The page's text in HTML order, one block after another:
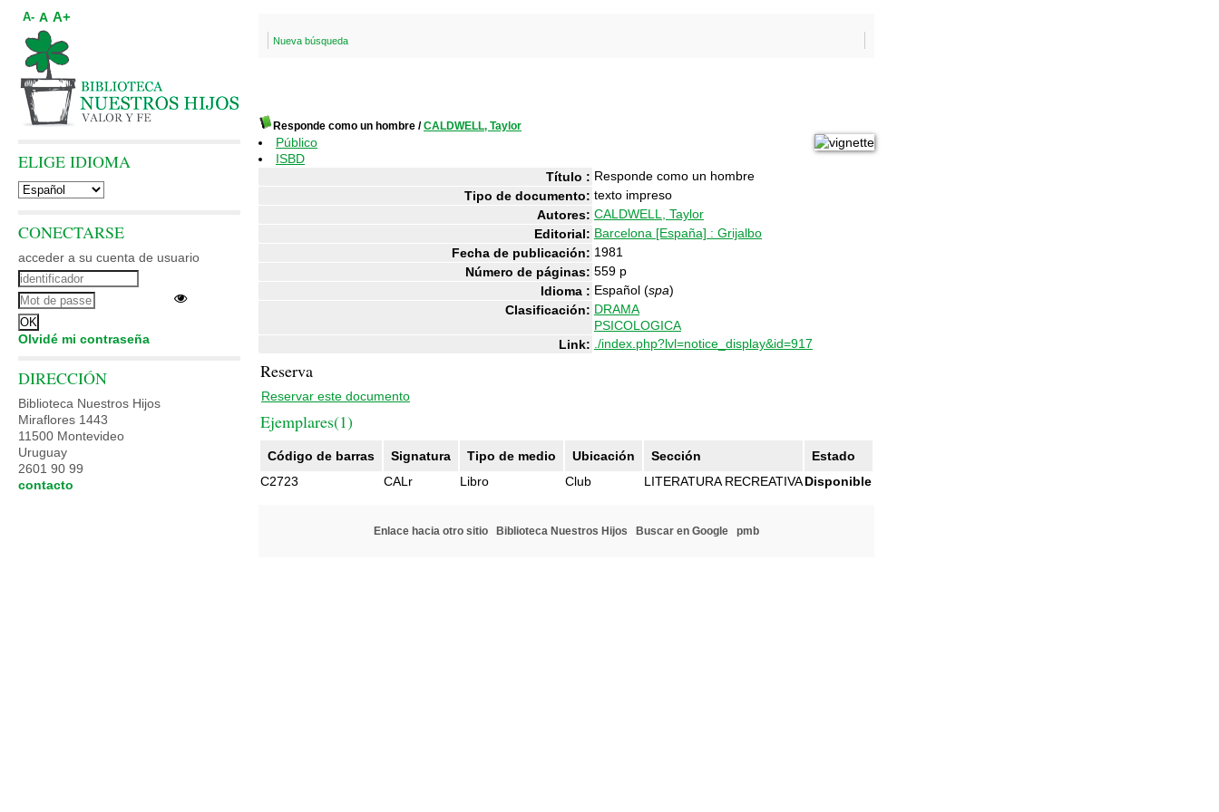
Nueva búsqueda
Responde como un hombre /CALDWELL, Taylor
Público
ISBD
Título : Responde como un hombre
Tipo de documento: texto impreso
Autores: CALDWELL, Taylor
Editorial: Barcelona [España] : Grijalbo
Fecha de publicación: 1981
Número de páginas: 559 p
Idioma : Español (spa)
Clasificación: DRAMA
PSICOLOGICA
Link: ./index.php?lvl=notice_display&id=917
Reserva
Reservar este documento
Ejemplares(1)
Código de barras Signatura Tipo de medio Ubicación Sección
Estado
C2723
CALr Libro Club LITERATURA RECREATIVADisponible
Enlace hacia otro sitio Biblioteca Nuestros Hijos Buscar en Google pmb
A- A A+
ELIGE IDIOMA
CONECTARSE
acceder a su cuenta de usuario
Olvidé mi contraseña
DIRECCIÓN
Biblioteca Nuestros Hijos
Miraflores 1443
11500 Montevideo
Uruguay
2601 90 99
contacto